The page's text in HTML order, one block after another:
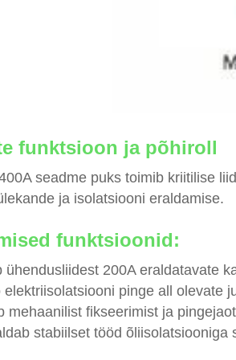
funktsioon ja põhiroll
seadme puks toimib kriitilise
ja isolatsiooni eraldamise.
funktsioonid:
ühendusliidest 200A eraldatavate
elektriisolatsiooni pinge all olevate
mehaanilist fikseerimist ja
stabiilset tööd õliisolatsiooniga